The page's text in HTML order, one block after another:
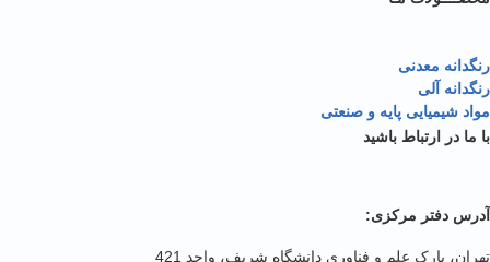
معدنی
آلی
پایه و صنعتی
ارتباط باشید
دفتر مرکزی:
پارک علم و فناوری دانشگاه شریف، واحد 421